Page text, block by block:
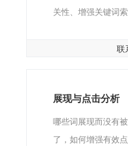
关性、增强关键词
联
展现与点击分析
哪些词展现而没有
了，如何增强有效